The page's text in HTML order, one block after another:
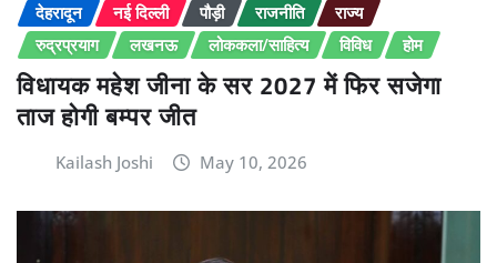
देहरादून
नई दिल्ली पौड़ी राजनीति
राज्य
रुद्रप्रयाग
लखनऊ लोककला/साहित्य विविध होम
विधायक महेश जीना के सर 2027 में फिर सजेगा
ताज होगी बम्पर जीत
Kailash Joshi May 10, 2026